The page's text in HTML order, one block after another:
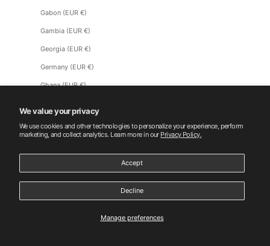
We value your privacy
We use cookies and other technologies to personalize your experience, perform
marketing, and collect analytics. Learn more in our Privacy Policy.
Manage preferences
Accept
Decline
Gabon (EUR €)
Gambia (EUR €)
Georgia (EUR €)
Germany (EUR €)
Ghana (EUR €)
Greece (EUR €)
Greenland (EUR €)
Crouching Tiger Football Jersey